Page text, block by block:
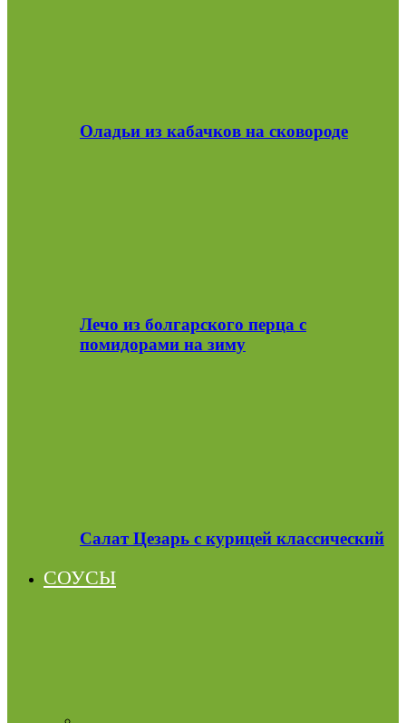
Оладьи из кабачков на сковороде
Лечо из болгарского перца с
помидорами на зиму
Салат Цезарь с курицей классический
СОУСЫ